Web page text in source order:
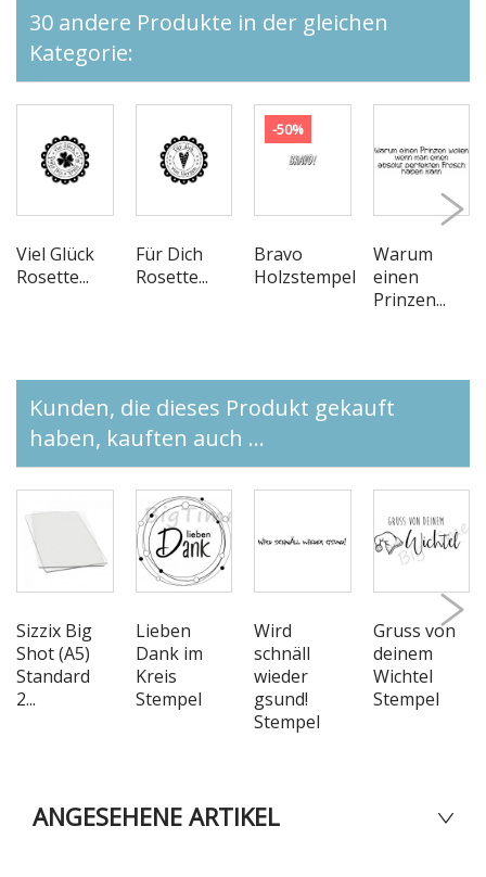
30 andere Produkte in der gleichen
Kategorie:
Viel Glück
Rosette...
Für Dich
Rosette...
-50%
Bravo
Holzstempel
Warum
einen
Prinzen...
Kunden, die dieses Produkt gekauft
haben, kauften auch ...
Sizzix Big
Shot (A5)
Standard
2...
Lieben
Dank im
Kreis
Stempel
Wird
schnäll
wieder
gsund!
Stempel
Gruss von
deinem
Wichtel
Stempel
ANGESEHENE ARTIKEL